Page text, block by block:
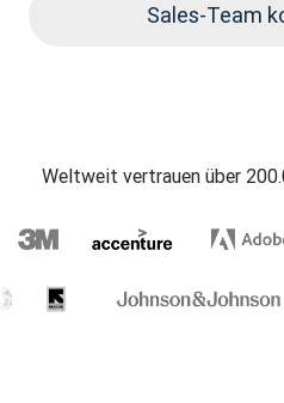
Sales-Team
Weltweit vertrauen über